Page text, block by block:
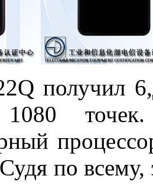
получил
точек.
Судя по